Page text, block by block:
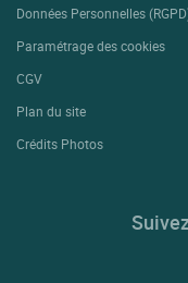
Données Personnelles
Paramétrage des cookies
CGV
Plan du site
Crédits Photos